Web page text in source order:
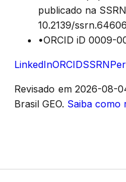
publicado na
10.2139/
•ORCID iD 0009-
LinkedInORCIDSSRN
Revisado em 2026-08-
Brasil GEO. Saiba como